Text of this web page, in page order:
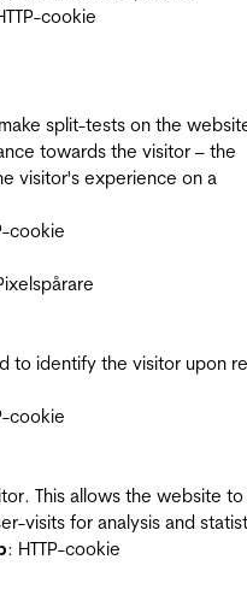
cookie
split-tests on the
towards the visitor – the
visitor's experience on a
cookie
to identify the visitor upon
cookie
This allows the website to
visits for analysis and
: HTTP-cookie